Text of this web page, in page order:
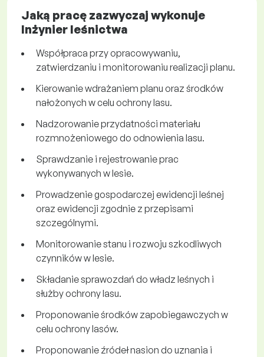
Jaką pracę zazwyczaj wykonuje
Inżynier leśnictwa
Współpraca przy opracowywaniu,
zatwierdzaniu i monitorowaniu realizacji planu.
Kierowanie wdrażaniem planu oraz środków
nałożonych w celu ochrony lasu.
Nadzorowanie przydatności materiału
rozmnożeniowego do odnowienia lasu.
Sprawdzanie i rejestrowanie prac
wykonywanych w lesie.
Prowadzenie gospodarczej ewidencji leśnej
oraz ewidencji zgodnie z przepisami
szczególnymi.
Monitorowanie stanu i rozwoju szkodliwych
czynników w lesie.
Składanie sprawozdań do władz leśnych i
służby ochrony lasu.
Proponowanie środków zapobiegawczych w
celu ochrony lasów.
Proponowanie źródeł nasion do uznania i